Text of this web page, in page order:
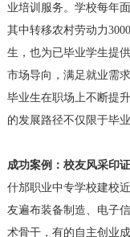
业培训服务。学校每年
其中转移农村劳动力
生，也为已毕业学生提
市场导向，满足就业需
毕业生在职场上不断提
的发展路径不仅限于毕
成功案例：校友风采印
什邡职业中专学校建校
友遍布装备制造、电子
术骨干，有的自主创业